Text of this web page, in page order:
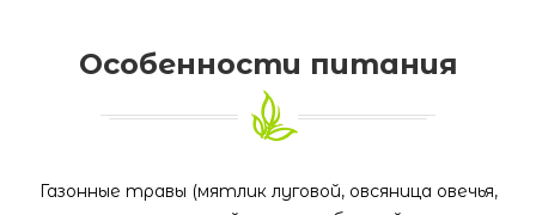
Особенности питания
Газонные травы (мятлик луговой, овсяница овечья,